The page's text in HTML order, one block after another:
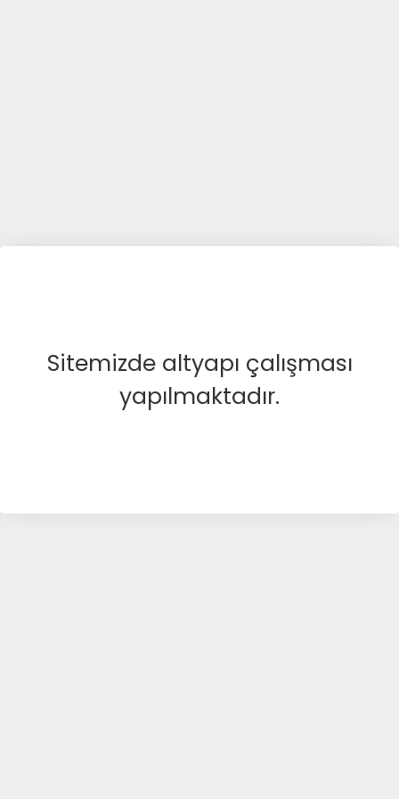
Sitemizde altyapı çalışması
yapılmaktadır.